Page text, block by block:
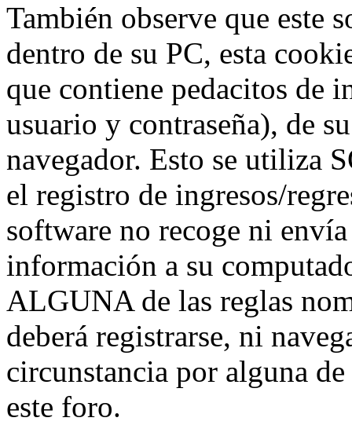
También observe que este
dentro de su PC, esta
que contiene pedacitos de
usuario y contraseña), de
navegador. Esto se utiliza
el registro de ingresos/
software no recoge ni
información a su
ALGUNA de las reglas
deberá registrarse, ni
circunstancia por alguna
este foro.